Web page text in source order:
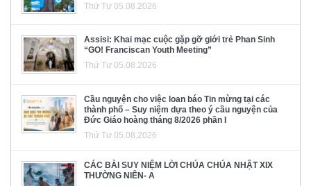
Thứ Tư 05.08.2026
Assisi: Khai mạc cuộc gặp gỡ giới trẻ Phan Sinh
“GO! Franciscan Youth Meeting”
Thứ Tư 05.08.2026
Cầu nguyện cho việc loan báo Tin mừng tại các
thành phố – Suy niệm dựa theo ý cầu nguyện của
Đức Giáo hoàng tháng 8/2026 phần I
Thứ Tư 05.08.2026
CÁC BÀI SUY NIỆM LỜI CHÚA CHÚA NHẬT XIX
THƯỜNG NIÊN- A